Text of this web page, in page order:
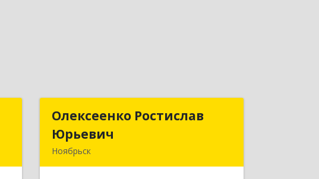
Олексеенко Ростислав
Юрьевич
Ноябрьск
Олексеенко Ростислав